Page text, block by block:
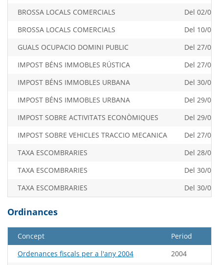
BROSSA LOCALS COMERCIALS
Del 02/
BROSSA LOCALS COMERCIALS
Del 10/
GUALS OCUPACIO DOMINI PUBLIC
Del 27/
IMPOST BÉNS IMMOBLES RÚSTICA
Del 27/
IMPOST BÉNS IMMOBLES URBANA
Del 30/
IMPOST BÉNS IMMOBLES URBANA
Del 29/
IMPOST SOBRE ACTIVITATS ECONÒMIQUES
Del 29/
IMPOST SOBRE VEHICLES TRACCIO MECANICA
Del 27/
TAXA ESCOMBRARIES
Del 28/
TAXA ESCOMBRARIES
Del 30/
TAXA ESCOMBRARIES
Del 30/
Ordinances
Concept
Period
Ordenances fiscals per a l'any 2004
2004